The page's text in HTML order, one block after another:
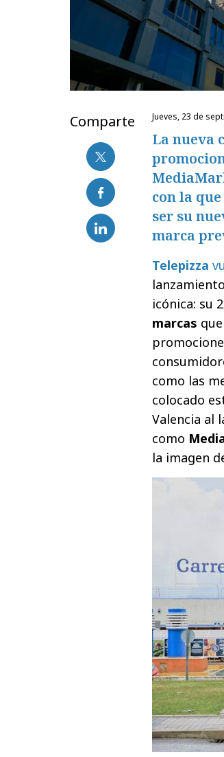
Comparte jueves, 23 de
La nueva
con la
ser su
marca
Telepizza
icónica: su
marcas
como las
colocado
Valencia al
como
la imagen